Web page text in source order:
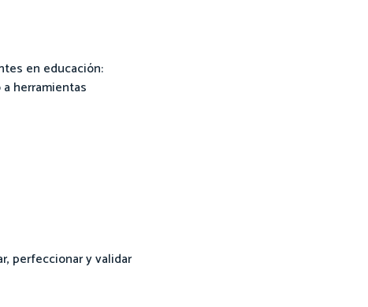
en educación:
herramientas
perfeccionar y validar